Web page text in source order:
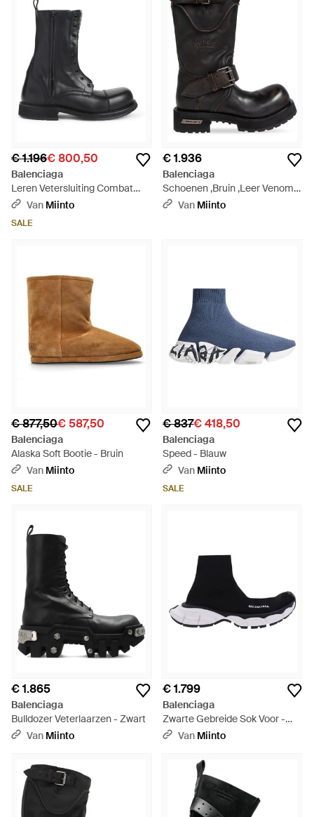
€ 1.196€ 800,50
Balenciaga
Leren Vetersluiting Combat
Laarzen - Zwart
Van Miinto
SALE
€ 1.936
Balenciaga
Schoenen ,Bruin ,Leer Venom
Boots - Zwart
Van Miinto
€ 877,50€ 587,50
Balenciaga
Alaska Soft Bootie - Bruin
Van Miinto
SALE
€ 837€ 418,50
Balenciaga
Speed - Blauw
Van Miinto
SALE
€ 1.865
Balenciaga
Bulldozer Veterlaarzen - Zwart
Van Miinto
€ 1.799
Balenciaga
Zwarte Gebreide Sok Voor -
Zwart
Van Miinto